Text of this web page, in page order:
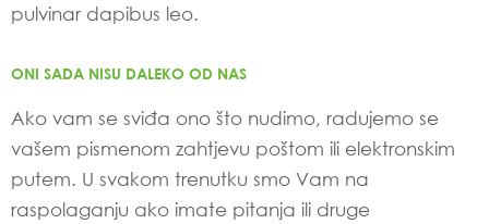
pulvinar dapibus leo.
ONI SADA NISU DALEKO OD NAS
Ako vam se sviđa ono što nudimo, radujemo se
vašem pismenom zahtjevu poštom ili elektronskim
putem. U svakom trenutku smo Vam na
raspolaganju ako imate pitanja ili druge